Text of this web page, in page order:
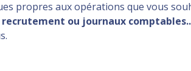
propres aux opérations que vous
ou journaux